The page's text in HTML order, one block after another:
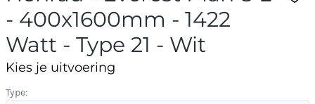
- 400x1600mm - 1422
Watt - Type 21 - Wit
Kies je uitvoering
Type: